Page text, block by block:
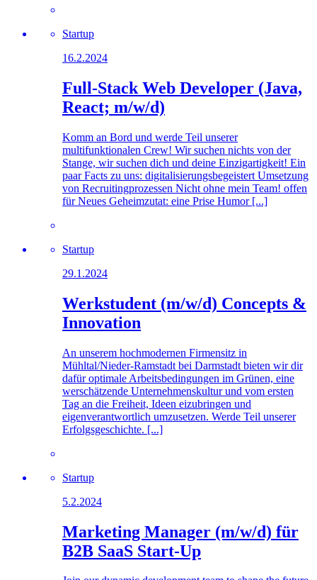
Startup
16.2.2024
Full-Stack Web Developer (Java,
React; m/w/d)
Komm an Bord und werde Teil unserer
multifunktionalen Crew! Wir suchen nichts von der
Stange, wir suchen dich und deine Einzigartigkeit! Ein
paar Facts zu uns: digitalisierungsbegeistert Umsetzung
von Recruitingprozessen Nicht ohne mein Team! offen
für Neues Geheimzutat: eine Prise Humor [...]
Startup
29.1.2024
Werkstudent (m/w/d) Concepts &
Innovation
An unserem hochmodernen Firmensitz in
Mühltal/Nieder-Ramstadt bei Darmstadt bieten wir dir
dafür optimale Arbeitsbedingungen im Grünen, eine
werschätzende Unternehmenskultur und vom ersten
Tag an die Freiheit, Ideen eizubringen und
eigenverantwortlich umzusetzen. Werde Teil unserer
Erfolgsgeschichte. [...]
Startup
5.2.2024
Marketing Manager (m/w/d) für
B2B SaaS Start-Up